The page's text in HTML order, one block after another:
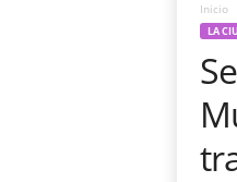
Inicio
LA